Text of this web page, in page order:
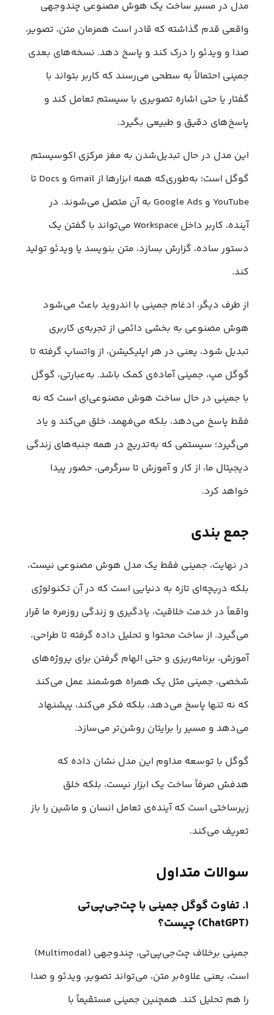
مدل در مسیر ساخت یک هوش مصنوعی چندوجهی
واقعی قدم گذاشته که قادر است همزمان متن، تصویر،
صدا و ویدئو را درک کند و پاسخ دهد. نسخه‌های بعدی
جمینی احتمالاً به سطحی می‌رسند که کاربر بتواند با
گفتار یا حتی اشاره تصویری با سیستم تعامل کند و
پاسخ‌های دقیق و طبیعی بگیرد.
این مدل در حال تبدیل‌شدن به مغز مرکزی اکوسیستم
گوگل است؛ به‌طوری‌که همه ابزارها از Gmail و Docs تا
YouTube و Google Ads به آن متصل می‌شوند. در
آینده، کاربر داخل Workspace می‌تواند با گفتن یک
دستور ساده، گزارش بسازد، متن بنویسد یا ویدئو تولید
کند.
از طرف دیگر، ادغام جمینی با اندروید باعث می‌شود
هوش مصنوعی به بخشی دائمی از تجربه‌ی کاربری
تبدیل شود، یعنی در هر اپلیکیشن، از واتساپ گرفته تا
گوگل مپ، جمینی آماده‌ی کمک باشد. به‌عبارتی، گوگل
با جمینی در حال ساخت هوش مصنوعی‌ای است که نه
فقط پاسخ می‌دهد، بلکه می‌فهمد، خلق می‌کند و یاد
می‌گیرد؛ سیستمی که به‌تدریج در همه جنبه‌های زندگی
دیجیتال ما، از کار و آموزش تا سرگرمی، حضور پیدا
خواهد کرد.
جمع بندی
در نهایت، جمینی فقط یک مدل هوش مصنوعی نیست،
بلکه دریچه‌ای تازه به دنیایی است که در آن تکنولوژی
واقعاً در خدمت خلاقیت، یادگیری و زندگی روزمره ما قرار
می‌گیرد. از ساخت محتوا و تحلیل داده گرفته تا طراحی،
آموزش، برنامه‌ریزی و حتی الهام گرفتن برای پروژه‌های
شخصی، جمینی مثل یک همراه هوشمند عمل می‌کند
که نه‌ تنها پاسخ می‌دهد، بلکه فکر می‌کند، پیشنهاد
می‌دهد و مسیر را برایتان روشن‌تر می‌سازد.
گوگل با توسعه مداوم این مدل نشان داده که
هدفش صرفاً ساخت یک ابزار نیست، بلکه خلق
زیرساختی است که آینده‌ی تعامل انسان و ماشین را باز
تعریف می‌کند.
سوالات متداول
۱. تفاوت گوگل جمینی با چت‌جی‌پی‌تی
(ChatGPT) چیست؟
جمینی برخلاف چت‌جی‌پی‌تی، چندوجهی (Multimodal)
است، یعنی علاوه‌بر متن، می‌تواند تصویر، ویدئو و صدا
را هم تحلیل کند. همچنین جمینی مستقیماً با